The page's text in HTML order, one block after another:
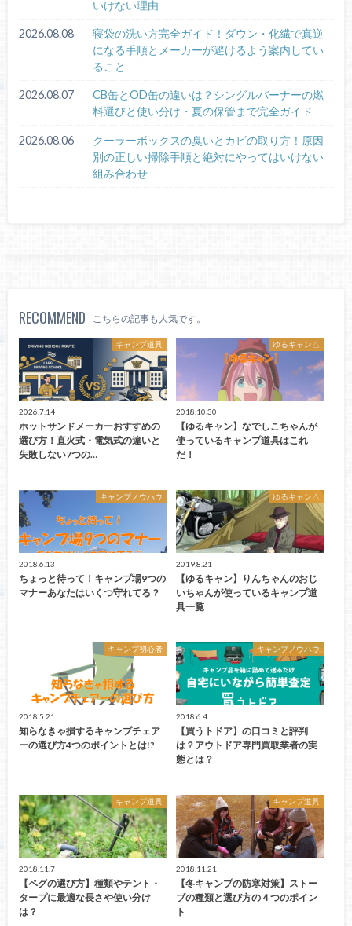
いけない理由
2026.08.08
寝袋の洗い方完全ガイド！ダウン・化繊で真逆
になる手順とメーカーが避けるよう案内してい
ること
2026.08.07
CB缶とOD缶の違いは？シングルバーナーの燃
料選びと使い分け・夏の保管まで完全ガイド
2026.08.06
クーラーボックスの臭いとカビの取り方！原因
別の正しい掃除手順と絶対にやってはいけない
組み合わせ
RECOMMEND こちらの記事も人気です。
キャンプ道具
2026.7.14
ホットサンドメーカーおすすめの
選び方！直火式・電気式の違いと
失敗しない7つの…
ゆるキャン△
2018.10.30
【ゆるキャン】なでしこちゃんが
使っているキャンプ道具はこれ
だ！
キャンプノウハウ
2018.6.13
ちょっと待って！キャンプ場9つの
マナーあなたはいくつ守れてる？
ゆるキャン△
2019.8.21
【ゆるキャン】りんちゃんのおじ
いちゃんが使っているキャンプ道
具一覧
キャンプ初心者
2018.5.21
知らなきゃ損するキャンプチェア
ーの選び方4つのポイントとは!?
キャンプノウハウ
2018.6.4
【買うトドア】の口コミと評判
は？アウトドア専門買取業者の実
態とは？
キャンプ道具
2018.11.7
【ペグの選び方】種類やテント・
タープに最適な長さや使い分け
は？
キャンプ道具
2018.11.21
【冬キャンプの防寒対策】ストー
ブの種類と選び方の４つのポイン
ト